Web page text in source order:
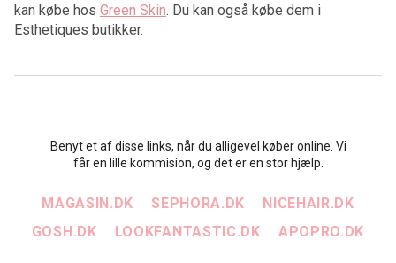
kan købe hos Green Skin. Du kan også købe dem i
Esthetiques butikker.
Benyt et af disse links, når du alligevel køber online. Vi
får en lille kommision, og det er en stor hjælp.
MAGASIN.DK SEPHORA.DK
NICEHAIR.DK
GOSH.DK
LOOKFANTASTIC.DK APOPRO.DK